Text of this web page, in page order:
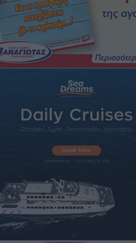
Ξεκίνησαν αισιόδοξοι για
7 ώρες
7 ώρες
οι κάρτες διαρκείας